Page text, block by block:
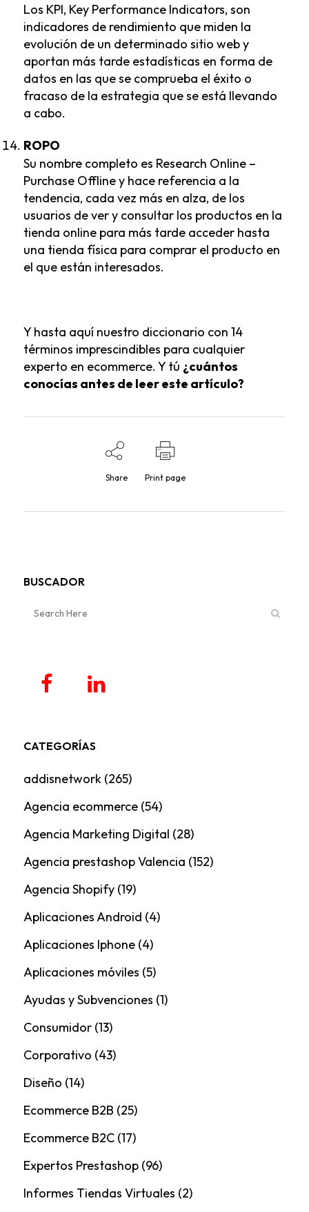
Los KPI, Key Performance Indicators, son
indicadores de rendimiento que miden la
evolución de un determinado sitio web y
aportan más tarde estadísticas en forma de
datos en las que se comprueba el éxito o
fracaso de la estrategia que se está llevando
a cabo.
ROPO
Su nombre completo es Research Online –
Purchase Offline y hace referencia a la
tendencia, cada vez más en alza, de los
usuarios de ver y consultar los productos en la
tienda online para más tarde acceder hasta
una tienda física para comprar el producto en
el que están interesados.
Y hasta aquí nuestro diccionario con 14
términos imprescindibles para cualquier
experto en ecommerce. Y tú ¿cuántos
conocías antes de leer este artículo?
Share Print page
BUSCADOR
CATEGORÍAS
addisnetwork(265)
Agencia ecommerce(54)
Agencia Marketing Digital (28)
Agencia prestashop Valencia (152)
Agencia Shopify(19)
Aplicaciones Android (4)
Aplicaciones Iphone(4)
Aplicaciones móviles (5)
Ayudas y Subvenciones (1)
Consumidor(13)
Corporativo (43)
Diseño (14)
Ecommerce B2B (25)
Ecommerce B2C(17)
Expertos Prestashop(96)
Informes Tiendas Virtuales (2)